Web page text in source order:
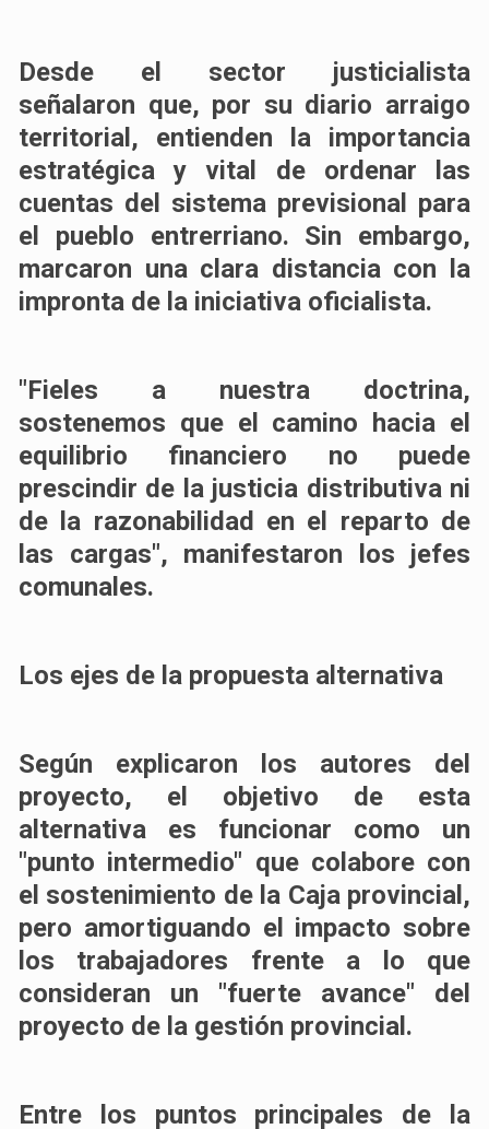
Desde el sector justicialista
señalaron que, por su diario arraigo
territorial, entienden la importancia
estratégica y vital de ordenar las
cuentas del sistema previsional para
el pueblo entrerriano. Sin embargo,
marcaron una clara distancia con la
impronta de la iniciativa oficialista.
"Fieles a nuestra doctrina,
sostenemos que el camino hacia el
equilibrio financiero no puede
prescindir de la justicia distributiva ni
de la razonabilidad en el reparto de
las cargas", manifestaron los jefes
comunales.
Los ejes de la propuesta alternativa
Según explicaron los autores del
proyecto, el objetivo de esta
alternativa es funcionar como un
"punto intermedio" que colabore con
el sostenimiento de la Caja provincial,
pero amortiguando el impacto sobre
los trabajadores frente a lo que
consideran un "fuerte avance" del
proyecto de la gestión provincial.
Entre los puntos principales de la